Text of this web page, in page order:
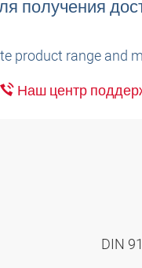
получения
product range and
Наш центр
DIN